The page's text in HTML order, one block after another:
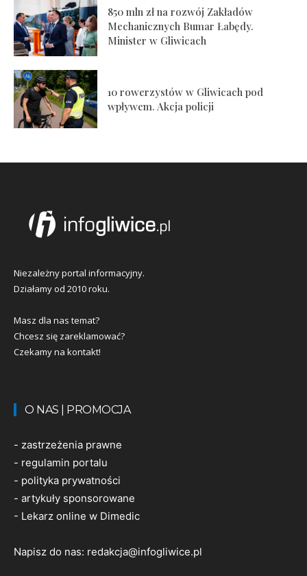
850 mln zł na rozwój Zakładów
Mechanicznych Bumar Łabędy.
Minister w Gliwicach
10 rowerzystów w Gliwicach pod
wpływem. Akcja policji
Niezależny portal informacyjny.
Działamy od 2010 roku.
Masz dla nas temat?
Chcesz się zareklamować?
Czekamy na kontakt!
O NAS | PROMOCJA
- zastrzeżenia prawne
- regulamin portalu
- polityka prywatności
- artykuły sponsorowane
- Lekarz online w Dimedic
Napisz do nas: redakcja@infogliwice.pl